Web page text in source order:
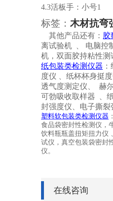
4.3活板手：小号1
标签： 木材抗弯
其他产品还有： 胶
离试验机
电脑控
机，双面胶持粘性
纸包装类检测仪器
度仪
、纸杯杯身挺
透气度测定仪、
赫
可勃吸收取样器
、
封强度仪、电子撕裂
塑料软包装类检测仪器
食品袋密封性检测仪，
饮料瓶瓶盖扭矩扭力仪
试仪，真空包装袋密封
仪。
在线咨询